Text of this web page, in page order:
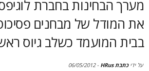
בחברת לוגיפס, מציגה
של מבחנים פסיכוטכניים
כשלב גיוס ראשוני
-
06/05/2012